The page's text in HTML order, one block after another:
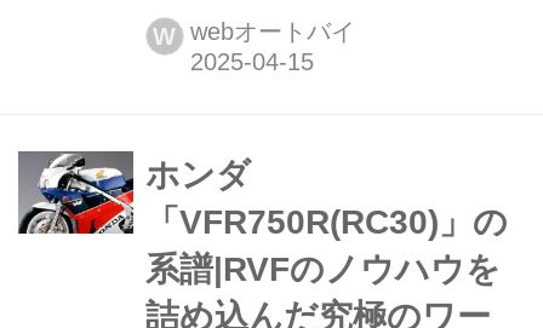
と、代表的な後継機種や派生モデルな
どについて紹介しよう。まとめ:オート
W webオートバイ
ホンダ
「VFR750R(RC30)」の
系譜|RVFのノウハウを
詰め込んだ究極のワー